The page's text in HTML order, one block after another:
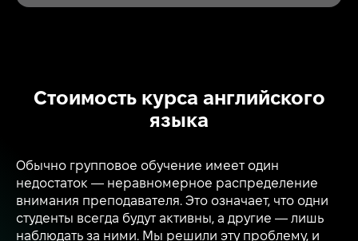
Стоимость курса английского
языка
Обычно групповое обучение имеет один
недостаток — неравномерное распределение
внимания преподавателя. Это означает, что одни
студенты всегда будут активны, а другие — лишь
наблюдать за ними. Мы решили эту проблему, и